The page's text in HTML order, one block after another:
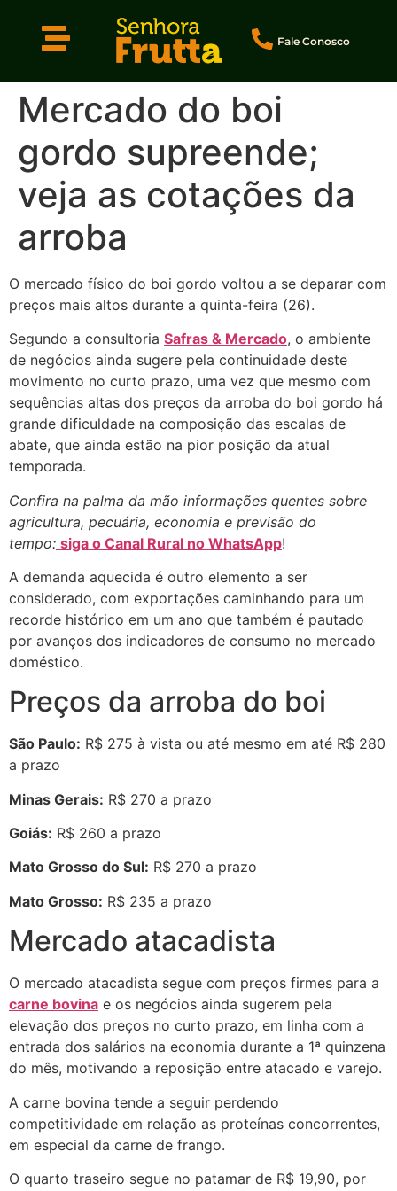
Fale Conosco
Mercado do boi
gordo supreende;
veja as cotações da
arroba
O mercado físico do boi gordo voltou a se deparar com
preços mais altos durante a quinta-feira (26).
Segundo a consultoria Safras & Mercado, o ambiente
de negócios ainda sugere pela continuidade deste
movimento no curto prazo, uma vez que mesmo com
sequências altas dos preços da arroba do boi gordo há
grande dificuldade na composição das escalas de
abate, que ainda estão na pior posição da atual
temporada.
Confira na palma da mão informações quentes sobre
agricultura, pecuária, economia e previsão do
tempo: siga o Canal Rural no WhatsApp!
A demanda aquecida é outro elemento a ser
considerado, com exportações caminhando para um
recorde histórico em um ano que também é pautado
por avanços dos indicadores de consumo no mercado
doméstico.
Preços da arroba do boi
São Paulo: R$ 275 à vista ou até mesmo em até R$ 280
a prazo
Minas Gerais: R$ 270 a prazo
Goiás: R$ 260 a prazo
Mato Grosso do Sul: R$ 270 a prazo
Mato Grosso: R$ 235 a prazo
Mercado atacadista
O mercado atacadista segue com preços firmes para a
carne bovina e os negócios ainda sugerem pela
elevação dos preços no curto prazo, em linha com a
entrada dos salários na economia durante a 1ª quinzena
do mês, motivando a reposição entre atacado e varejo.
A carne bovina tende a seguir perdendo
competitividade em relação as proteínas concorrentes,
em especial da carne de frango.
O quarto traseiro segue no patamar de R$ 19,90, por